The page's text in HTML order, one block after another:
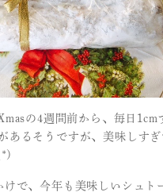
の4週間前から、毎日
あるそうですが、美味しすぎ
けで、今年も美味しいシュト